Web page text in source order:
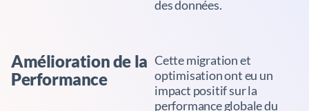
des données.
Amélioration de la
Performance
Cette migration et
optimisation ont eu un
impact positif sur la
performance globale du